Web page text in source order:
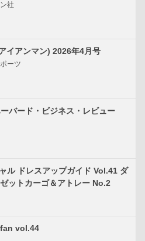
社
イアンマン) 2026年4月号
ーツ
バード・ビジネス・レビュー
ル ドレスアップガイド Vol.41 ダ
ットカーゴ＆アトレー No.2
vol.44